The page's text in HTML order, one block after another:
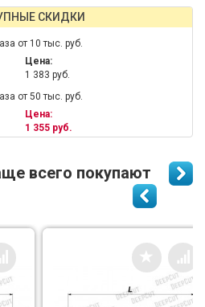
СКИДКИ
от 10 тыс. руб.
Цена:
1 383 руб.
от 50 тыс. руб.
Цена:
1 355 руб.
всего покупают